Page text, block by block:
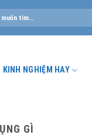
KINH NGHIỆM HAY
GÌ